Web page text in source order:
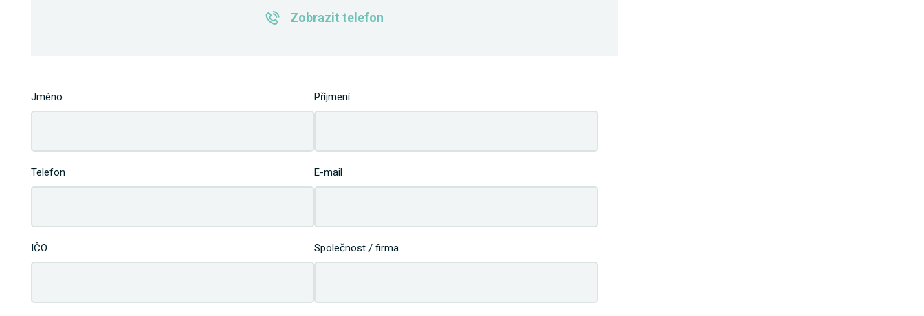
Zobrazit telefon
Jméno Příjmení
Telefon E-mail
IČO Společnost / firma